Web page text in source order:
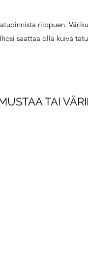
riippuen.
saattaa olla kuiva
TAI